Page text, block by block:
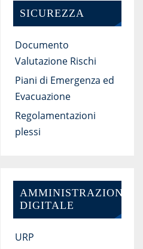
SICUREZZA
Documento
Valutazione Rischi
Piani di Emergenza ed
Evacuazione
Regolamentazioni
plessi
AMMINISTRAZIONE
DIGITALE
URP